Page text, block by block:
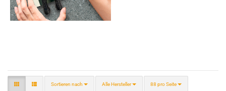
Sortieren nach
Sortieren nach Alle Hersteller 88 pro Seite
pro Seite